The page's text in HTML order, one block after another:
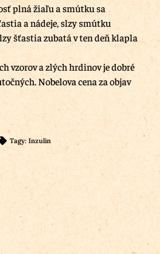
plná žiaľu a smútku sa
a nádeje, slzy smútku
šťastia zubatá v ten deň klapla
vzorov a zlých hrdinov je dobré
Nobelova cena za objav
Tagy: Inzulin